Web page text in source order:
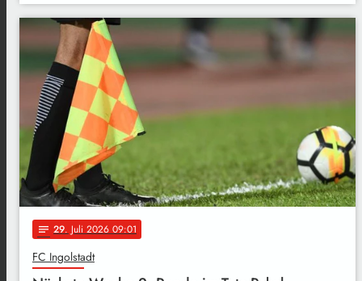
notes 29. Juli 2026 09:01
FC Ingolstadt